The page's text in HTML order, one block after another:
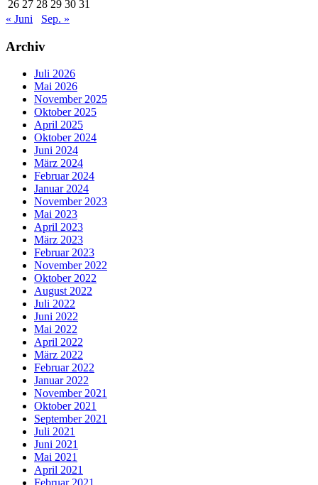
26 27 28 29 30 31
« Juni
Sep. »
Archiv
Juli 2026
Mai 2026
November 2025
Oktober 2025
April 2025
Oktober 2024
Juni 2024
März 2024
Februar 2024
Januar 2024
November 2023
Mai 2023
April 2023
März 2023
Februar 2023
November 2022
Oktober 2022
August 2022
Juli 2022
Juni 2022
Mai 2022
April 2022
März 2022
Februar 2022
Januar 2022
November 2021
Oktober 2021
September 2021
Juli 2021
Juni 2021
Mai 2021
April 2021